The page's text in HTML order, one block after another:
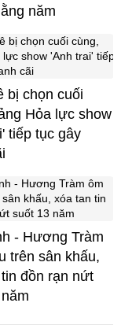
năm
bị chọn cuối
Hỏa lực show
tiếp tục gây
- Hương Tràm
trên sân khấu,
đồn rạn nứt